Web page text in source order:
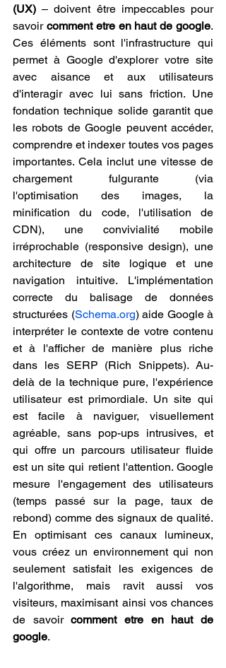
(UX) – doivent être impeccables pour
savoir comment etre en haut de google.
Ces éléments sont l'infrastructure qui
permet à Google d'explorer votre site
avec aisance et aux utilisateurs
d'interagir avec lui sans friction. Une
fondation technique solide garantit que
les robots de Google peuvent accéder,
comprendre et indexer toutes vos pages
importantes. Cela inclut une vitesse de
chargement fulgurante (via
l'optimisation des images, la
minification du code, l'utilisation de
CDN), une convivialité mobile
irréprochable (responsive design), une
architecture de site logique et une
navigation intuitive. L'implémentation
correcte du balisage de données
structurées (Schema.org) aide Google à
interpréter le contexte de votre contenu
et à l'afficher de manière plus riche
dans les SERP (Rich Snippets). Au-
delà de la technique pure, l'expérience
utilisateur est primordiale. Un site qui
est facile à naviguer, visuellement
agréable, sans pop-ups intrusives, et
qui offre un parcours utilisateur fluide
est un site qui retient l'attention. Google
mesure l'engagement des utilisateurs
(temps passé sur la page, taux de
rebond) comme des signaux de qualité.
En optimisant ces canaux lumineux,
vous créez un environnement qui non
seulement satisfait les exigences de
l'algorithme, mais ravit aussi vos
visiteurs, maximisant ainsi vos chances
de savoir comment etre en haut de
google.